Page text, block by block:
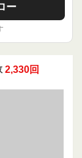
ー
2,330回